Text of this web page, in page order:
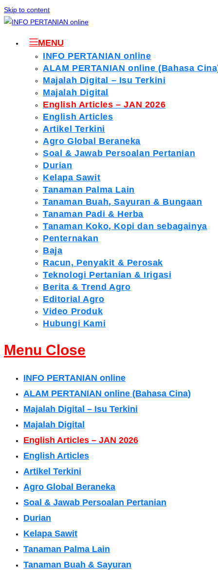
Skip to content
MENU
INFO PERTANIAN online
ALAM PERTANIAN online (Bahasa
Majalah Digital – Isu Terkini
Majalah Digital
English Articles – JAN 2026
English Articles
Artikel Terkini
Agro Global Beraneka
Soal & Jawab Persoalan Pertanian
Durian
Kelapa Sawit
Tanaman Palma Lain
Tanaman Buah, Sayuran & Bungaan
Tanaman Padi & Herba
Tanaman Koko, Kopi dan sebagainya
Penternakan
Baja
Racun, Penyakit & Perosak
Teknologi Pertanian & Irigasi
Berita & Trend Agro
Editorial Agro
Video Produk
Hubungi Kami
Menu Close
INFO PERTANIAN online
ALAM PERTANIAN online (Bahasa Cina)
Majalah Digital – Isu Terkini
Majalah Digital
English Articles – JAN 2026
English Articles
Artikel Terkini
Agro Global Beraneka
Soal & Jawab Persoalan Pertanian
Durian
Kelapa Sawit
Tanaman Palma Lain
Tanaman Buah & Sayuran